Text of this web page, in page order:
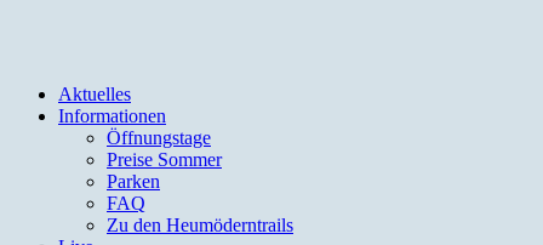
Aktuelles
Informationen
Öffnungstage
Preise Sommer
Parken
FAQ
Zu den Heumöderntrails